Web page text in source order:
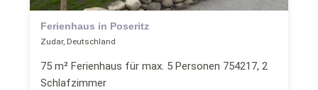
Ferienhaus in Poseritz
Zudar, Deutschland
75 m² Ferienhaus für max. 5 Personen 754217, 2
Schlafzimmer